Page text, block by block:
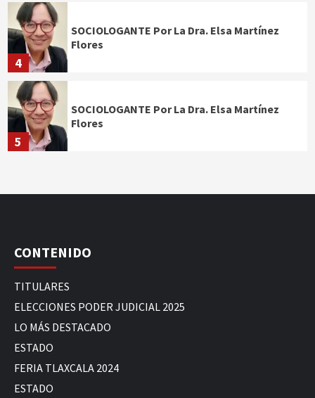
4
SOCIOLOGANTE Por La Dra. Elsa Martínez
Flores
5
SOCIOLOGANTE Por La Dra. Elsa Martínez
Flores
CONTENIDO
TITULARES
ELECCIONES PODER JUDICIAL 2025
LO MÁS DESTACADO
ESTADO
FERIA TLAXCALA 2024
ESTADO